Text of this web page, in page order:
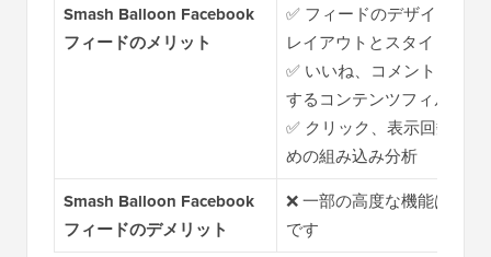
Smash Balloon Facebook
フィードのメリット
✅ フィードのデザインと
レイアウトとスタイリング
✅ いいね、コメント、リ
するコンテンツフィルター
✅ クリック、表示回数、
めの組み込み分析
Smash Balloon Facebook
フィードのデメリット
❌ 一部の高度な機能はプ
です